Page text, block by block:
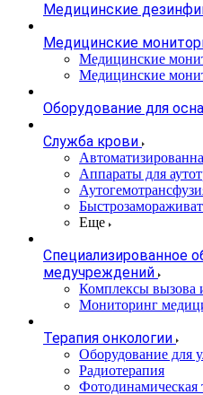
Медицинские
Медицинские
Медицинские
Медицинские
Оборудование для
Служба крови
Аппараты для
Еще
Специализированное
медучреждений
Комплексы вызова
Мониторинг
Терапия онкологии
Оборудование для
Радиотерапия
Фотодинамическая